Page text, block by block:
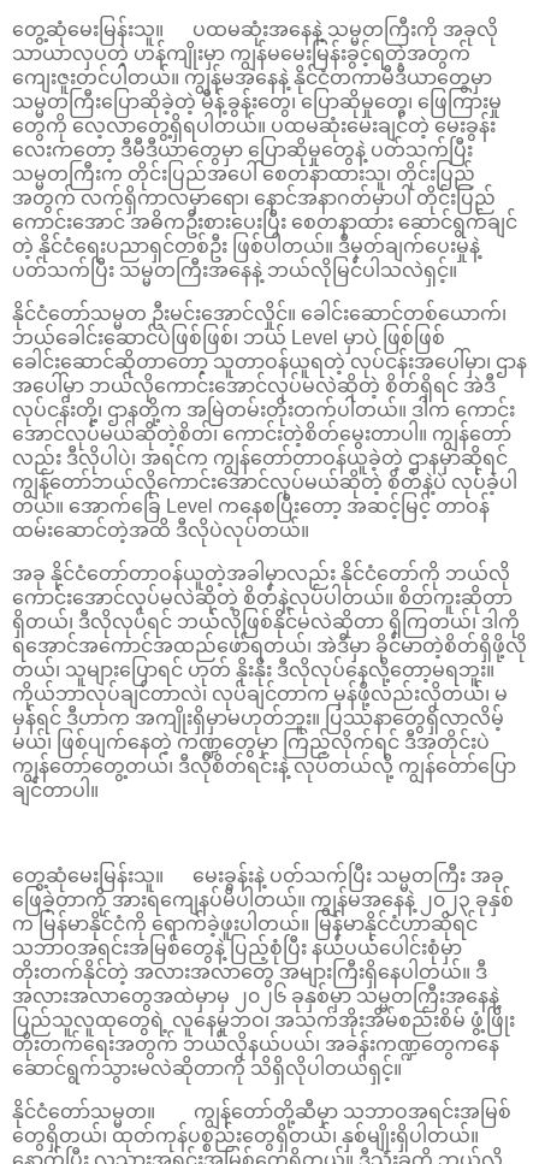
တွေ့ဆုံမေးမြန်းသူ။ ပထမဆုံးအနေနဲ့ သမ္မတကြီးကို အခုလို
သာယာလှပတဲ့ ဟန်ကျိုးမှာ ကျွန်မမေးမြန်းခွင့်ရတဲ့အတွက်
ကျေးဇူးတင်ပါတယ်။ ကျွန်မအနေနဲ့ နိုင်ငံတကာမီဒီယာတွေမှာ
သမ္မတကြီးပြောဆိုခဲ့တဲ့ မိန့်ခွန်းတွေ၊ ပြောဆိုမှုတွေ၊ ဖြေကြားမှု
တွေကို လေ့လာတွေ့ရှိရပါတယ်။ ပထမဆုံးမေးချင်တဲ့ မေးခွန်း
လေးကတော့ ဒီမီဒီယာတွေမှာ ပြောဆိုမှုတွေနဲ့ ပတ်သက်ပြီး
သမ္မတကြီးက တိုင်းပြည်အပေါ် စေတနာထားသူ၊ တိုင်းပြည်
အတွက် လက်ရှိကာလမှာရော၊ နောင်အနာဂတ်မှာပါ တိုင်းပြည်
ကောင်းအောင် အဓိကဦးစားပေးပြီး စေတနာထား ဆောင်ရွက်ချင်
တဲ့ နိုင်ငံရေးပညာရှင်တစ်ဦး ဖြစ်ပါတယ်။ ဒီမှတ်ချက်ပေးမှုနဲ့
ပတ်သက်ပြီး သမ္မတကြီးအနေနဲ့ ဘယ်လိုမြင်ပါသလဲရှင့်။
နိုင်ငံတော်သမ္မတ ဦးမင်းအောင်လှိုင်။ ခေါင်းဆောင်တစ်ယောက်၊
ဘယ်ခေါင်းဆောင်ပဲဖြစ်ဖြစ်၊ ဘယ် Level မှာပဲ ဖြစ်ဖြစ်
ခေါင်းဆောင်ဆိုတာတော့ သူတာဝန်ယူရတဲ့ လုပ်ငန်းအပေါ်မှာ၊ ဌာန
အပေါ်မှာ ဘယ်လိုကောင်းအောင်လုပ်မလဲဆိုတဲ့ စိတ်ရှိရင် အဲဒီ
လုပ်ငန်းတို့၊ ဌာနတို့က အမြဲတမ်းတိုးတက်ပါတယ်။ ဒါက ကောင်း
အောင်လုပ်မယ်ဆိုတဲ့စိတ်၊ ကောင်းတဲ့စိတ်မွေးတာပါ။ ကျွန်တော်
လည်း ဒီလိုပါပဲ၊ အရင်က ကျွန်တော်တာဝန်ယူခဲ့တဲ့ ဌာနမှာဆိုရင်
ကျွန်တော်ဘယ်လိုကောင်းအောင်လုပ်မယ်ဆိုတဲ့ စိတ်နဲ့ပဲ လုပ်ခဲ့ပါ
တယ်။ အောက်ခြေ Level ကနေစပြီးတော့ အဆင့်မြင့် တာဝန်
ထမ်းဆောင်တဲ့အထိ ဒီလိုပဲလုပ်တယ်။
အခု နိုင်ငံတော်တာဝန်ယူတဲ့အခါမှာလည်း နိုင်ငံတော်ကို ဘယ်လို
ကောင်းအောင်လုပ်မလဲဆိုတဲ့ စိတ်နဲ့လုပ်ပါတယ်။ စိတ်ကူးဆိုတာ
ရှိတယ်၊ ဒီလိုလုပ်ရင် ဘယ်လိုဖြစ်နိုင်မလဲဆိုတာ ရှိကြတယ်၊ ဒါကို
ရအောင်အကောင်အထည်ဖော်ရတယ်၊ အဲဒီမှာ ခိုင်မာတဲ့စိတ်ရှိဖို့လို
တယ်၊ သူများပြောရင် ဟုတ် နိုးနိုး ဒီလိုလုပ်နေလို့တော့မရဘူး။
ကိုယ်ဘာလုပ်ချင်တာလဲ၊ လုပ်ချင်တာက မှန်ဖို့လည်းလိုတယ်၊ မ
မှန်ရင် ဒီဟာက အကျိုးရှိမှာမဟုတ်ဘူး။ ပြဿနာတွေရှိလာလိမ့်
မယ်၊ ဖြစ်ပျက်နေတဲ့ ကဏ္ဍတွေမှာ ကြည့်လိုက်ရင် ဒီအတိုင်းပဲ
ကျွန်တော်တွေ့တယ်၊ ဒီလိုစိတ်ရင်းနဲ့ လုပ်တယ်လို့ ကျွန်တော်ပြော
ချင်တာပါ။
တွေ့ဆုံမေးမြန်းသူ။ မေးခွန်းနဲ့ ပတ်သက်ပြီး သမ္မတကြီး အခု
ဖြေခဲ့တာကို အားရကျေနပ်မိပါတယ်။ ကျွန်မအနေနဲ့ ၂၀၂၃ ခုနှစ်
က မြန်မာနိုင်ငံကို ရောက်ခဲ့ဖူးပါတယ်။ မြန်မာနိုင်ငံဟာဆိုရင်
သဘာဝအရင်းအမြစ်တွေနဲ့ ပြည့်စုံပြီး နယ်ပယ်ပေါင်းစုံမှာ
တိုးတက်နိုင်တဲ့ အလားအလာတွေ အများကြီးရှိနေပါတယ်။ ဒီ
အလားအလာတွေအထဲမှာမှ ၂၀၂၆ ခုနှစ်မှာ သမ္မတကြီးအနေနဲ့
ပြည်သူလူထုတွေရဲ့ လူနေမှုဘဝ၊ အသက်အိုးအိမ်စည်းစိမ် ဖွံ့ဖြိုး
တိုးတက်ရေးအတွက် ဘယ်လိုနယ်ပယ်၊ အခန်းကဏ္ဍတွေကနေ
ဆောင်ရွက်သွားမလဲဆိုတာကို သိရှိလိုပါတယ်ရှင့်။
နိုင်ငံတော်သမ္မတ။ ကျွန်တော်တို့ဆီမှာ သဘာဝအရင်းအမြစ်
တွေရှိတယ်၊ ထုတ်ကုန်ပစ္စည်းတွေရှိတယ်၊ နှစ်မျိုးရှိပါတယ်။